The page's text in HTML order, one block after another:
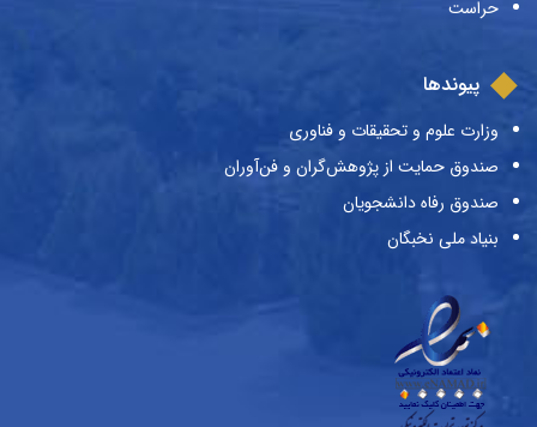
حراست
پیوندها
وزارت علوم و تحقیقات و فناوری
صندوق حمایت از پژوهش‌گران و فن‌آوران
صندوق رفاه دانشجویان
بنیاد ملی نخبگان